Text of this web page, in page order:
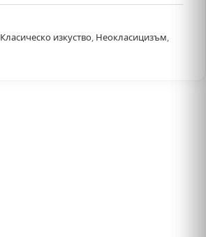
Класическо изкуство, Неокласицизъм,